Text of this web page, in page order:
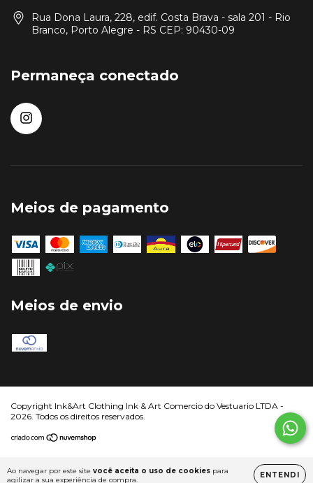
Ao navegar por este site você aceita o uso de cookies para
agilizar a sua experiência de compra.
ENTENDI
Rua Dona Laura, 228, edif. Costa Brava - sala 201 - Rio
Branco, Porto Alegre - RS CEP: 90430-09
Permaneça conectado
Meios de pagamento
Meios de envio
Copyright Ink&Art Clothing Ink & Art Comercio do Vestuario LTDA -
2026. Todos os direitos reservados.